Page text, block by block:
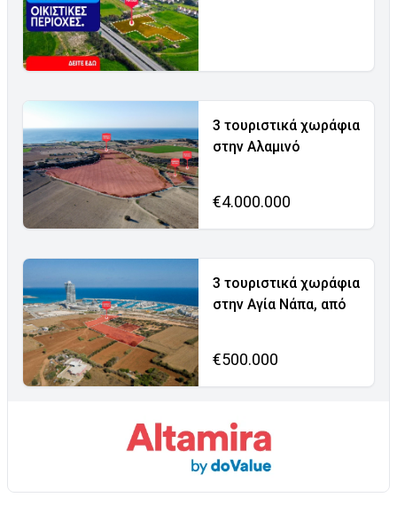
3 τουριστικά χωράφια
στην Αλαμινό
€4.000.000
3 τουριστικά χωράφια
στην Αγία Νάπα, από
€500.000